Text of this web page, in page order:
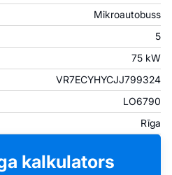
Mikroautobuss
5
75 kW
VR7ECYHYCJJ799324
LO6790
Rīga
kalkulators